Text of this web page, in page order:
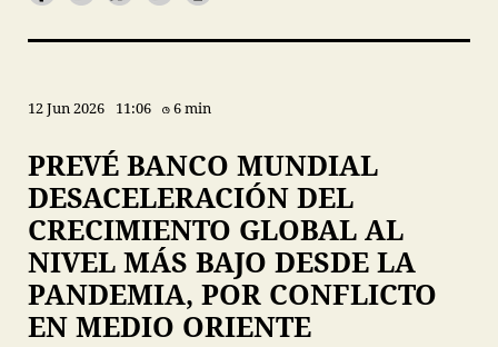
12 Jun 2026 11:06 6 min
PREVÉ BANCO MUNDIAL
DESACELERACIÓN DEL
CRECIMIENTO GLOBAL AL
NIVEL MÁS BAJO DESDE LA
PANDEMIA, POR CONFLICTO
EN MEDIO ORIENTE